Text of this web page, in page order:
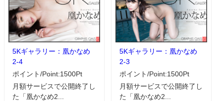
5Kギャラリー：凰かなめ
2-4
ポイント/Point:1500Pt
月額サービスで公開終了し
た「凰かなめ2...
5Kギャラリー：凰かなめ
2-3
ポイント/Point:1500Pt
月額サービスで公開終了し
た「凰かなめ2...